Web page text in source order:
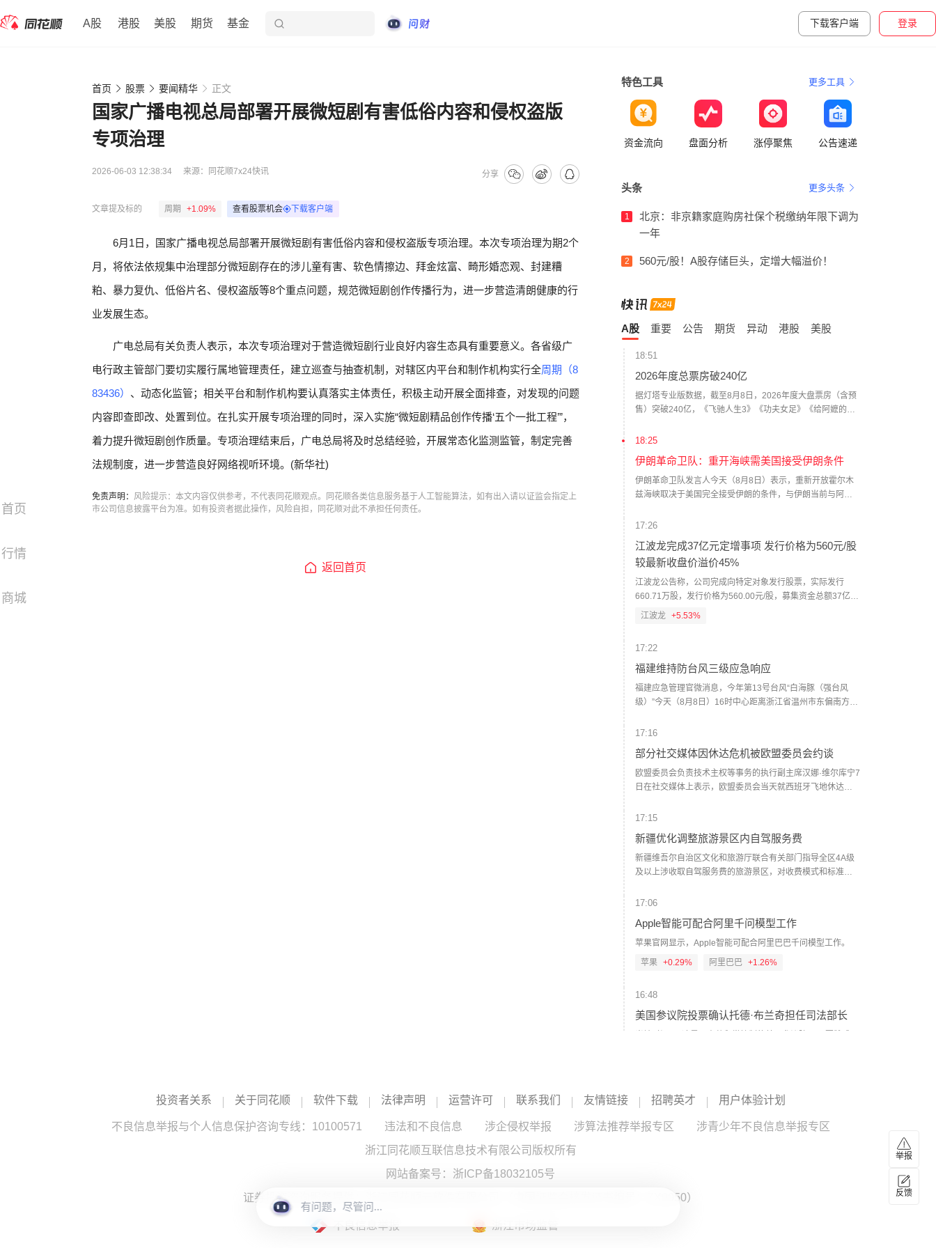
A股 港股 美股 期货 基金 下载客户端 登录
首页
行情
商城
首页 股票 要闻精华 正文
国家广播电视总局部署开展微短剧有害低俗内容和侵权盗版
专项治理
2026-06-03 12:38:34 来源： 同花顺7x24快讯 分享
文章提及标的 周期 +1.09% 查看股票机会 下载客户端
6月1日，国家广播电视总局部署开展微短剧有害低俗内容和侵权盗版专项治理。本次专项治理为期2个
月，将依法依规集中治理部分微短剧存在的涉儿童有害、软色情擦边、拜金炫富、畸形婚恋观、封建糟
粕、暴力复仇、低俗片名、侵权盗版等8个重点问题，规范微短剧创作传播行为，进一步营造清朗健康的行
业发展生态。
广电总局有关负责人表示，本次专项治理对于营造微短剧行业良好内容生态具有重要意义。各省级广
电行政主管部门要切实履行属地管理责任，建立巡查与抽查机制，对辖区内平台和制作机构实行全周期（8
83436） 、动态化监管；相关平台和制作机构要认真落实主体责任，积极主动开展全面排查，对发现的问题
内容即查即改、处置到位。在扎实开展专项治理的同时，深入实施“微短剧精品创作传播‘五个一批工程’”，
着力提升微短剧创作质量。专项治理结束后，广电总局将及时总结经验，开展常态化监测监管，制定完善
法规制度，进一步营造良好网络视听环境。(新华社)
免责声明： 风险提示：本文内容仅供参考，不代表同花顺观点。同花顺各类信息服务基于人工智能算法，如有出入请以证监会指定上
市公司信息披露平台为准。如有投资者据此操作，风险自担，同花顺对此不承担任何责任。
返回首页
特色工具 更多工具
资金流向 盘面分析 涨停聚焦 公告速递
头条 更多头条
1
北京：非京籍家庭购房社保个税缴纳年限下调为
一年
2 560元/股！A股存储巨头，定增大幅溢价！
A股 重要 公告 期货 异动 港股 美股
18:51
2026年度总票房破240亿
据灯塔专业版数据，截至8月8日，2026年度大盘票房（含预
售）突破240亿，《飞驰人生3》《功夫女足》《给阿嬷的情
（财联社）
18:25
伊朗革命卫队：重开海峡需美国接受伊朗条件
伊朗革命卫队发言人今天（8月8日）表示，重新开放霍尔木
兹海峡取决于美国完全接受伊朗的条件，与伊朗当前与阿曼
17:26
江波龙完成37亿元定增事项 发行价格为560元/股
较最新收盘价溢价45%
江波龙公告称，公司完成向特定对象发行股票，实际发行
660.71万股，发行价格为560.00元/股，募集资金总额37亿
元，扣除发行费用后净额36.68亿元。发行对象最终确定为21
增价格较收盘价溢价45%。
江波龙 +5.53%
17:22
福建维持防台风三级应急响应
福建应急管理官微消息，今年第13号台风“白海豚（强台风
级）”今天（8月8日）16时中心距离浙江省温州市东偏南方向
以每小时10～15公里的速度向西偏北方向移动，可能于9日夜
间至9日，闽外渔场、钓鱼岛海域、闽东渔场最大风力11～13
级、阵风13～15级；台风中心经过的附近海域可达14～15
级、阵风16～17级。北部沿海海区10～12级、阵风12～14
分县市阵风可达8～10级（高海拔山区局部11～12级）。宁
地区局部大雨到暴雨。福建省防指维持防台风三级应急响
应。回港船舶、海上作业平台及涉海、涉岛旅游需加强安全
管理工作，沿海养殖设施需加固。防范台风暴雨可能引发的
避险。（界面新闻）
17:16
部分社交媒体因休达危机被欧盟委员会约谈
欧盟委员会负责技术主权等事务的执行副主席汉娜·维尔库宁7
日在社交媒体上表示，欧盟委员会当天就西班牙飞地休达局
在危机期间加强内容监测并采取果断措施。 维尔库宁在社交
行动，维护数字空间完整性。她表示，平台应加强对相关内
容的监测，并强化与事实核查机构的合作。 休达位于非洲西
北部、直布罗陀海峡附近的地中海沿岸，与摩洛哥接壤。日
牙最严重的边境移民危机。 据德新社等媒体报道，一些进入
放”“休达将提供住宿”以及“进入休达后可继续前往西班牙本土”
等信息。 休达危机也引发了欧盟内部围绕外部边境管控和移
继续跟进相关情况。(新华社)
17:15
新疆优化调整旅游景区内自驾服务费
新疆维吾尔自治区文化和旅游厅联合有关部门指导全区4A级
及以上涉收取自驾服务费的旅游景区，对收费模式和标准作
原按“人”收费、按“车”收费全部调整为按“车”收费，根据不同
不超过120元/车，6至7座不超过180元/车，8至19座不超过
300元/车，20座及以上不超过600元/车。因票务系统需调整
升级，原按“人”收费调整为按“车”收费的景区，新方案不晚于8
12日0时起执行，不设过渡期。各景区新方案将于近日向社会
发布，敬请广大游客关注。（人民财讯）
17:06
Apple智能可配合阿里千问模型工作
苹果官网显示，Apple智能可配合阿里巴巴千问模型工作。
苹果 +0.29% 阿里巴巴 +1.26%
16:48
美国参议院投票确认托德·布兰奇担任司法部长
美国会参议院通过临时拨款法案
美国国会参议院8日通过一项联邦政府临时拨款法案，以避免
联邦政府在现行预算到期后“停摆”。（新华社）
投资者关系 关于同花顺 软件下载 法律声明 运营许可 联系我们 友情链接 招聘英才 用户体验计划
不良信息举报与个人信息保护咨询专线：10100571 违法和不良信息 涉企侵权举报 涉算法推荐举报专区
涉青少年不良信息举报专区
浙江同花顺互联信息技术有限公司版权所有
网站备案号： 浙ICP备18032105号
证券投资咨询服务提供：浙江同花顺云软件有限公司 （中国证监会核发证书编号：ZX0050）
不良信息举报 浙江市场监管
举报
反馈